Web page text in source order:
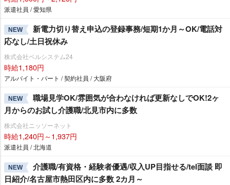
派遣社員 / 愛知県
NEW
新電力切り替え申込の登録事務/短期1か月～OK/電話対
応なし/土日祝休み
株式会社ベルシステム24
時給1,180円
アルバイト・パート / 契約社員 / 大阪府
NEW
職場見学OK/雰囲気が合わなければ更新なしでOK!2ヶ
月からのお試し介護職/北見市内に多数
株式会社ニッソーネット
時給1,240円～1,937円
派遣社員 / 北海道
NEW
介護職/有資格・経験者優遇/収入UP目指せる/tel面談 即
日紹介/名古屋市熱田区内に多数 2カ月～